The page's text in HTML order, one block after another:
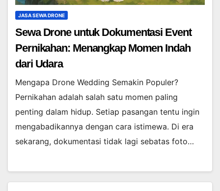
JASA SEWA DRONE
Sewa Drone untuk Dokumentasi Event
Pernikahan: Menangkap Momen Indah
dari Udara
Mengapa Drone Wedding Semakin Populer?
Pernikahan adalah salah satu momen paling
penting dalam hidup. Setiap pasangan tentu ingin
mengabadikannya dengan cara istimewa. Di era
sekarang, dokumentasi tidak lagi sebatas foto…